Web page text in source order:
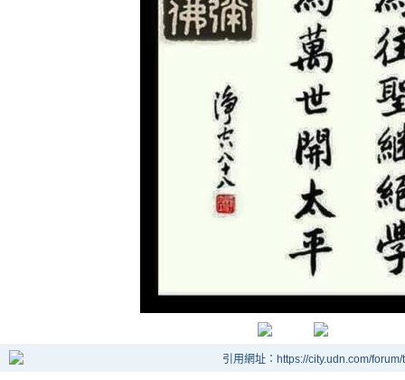
引用網址：https://city.udn.com/